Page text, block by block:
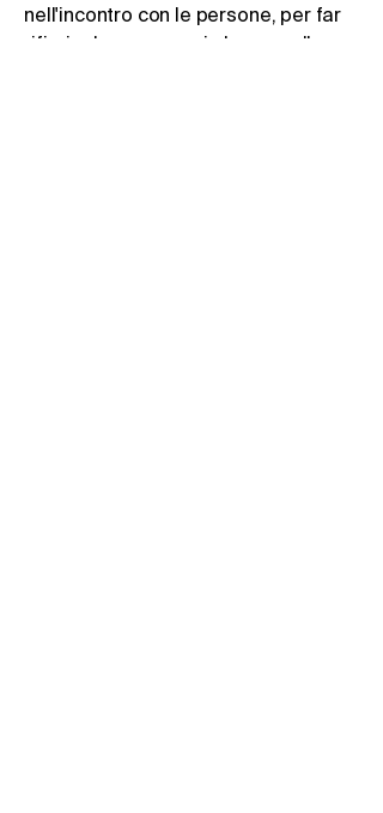
nell'incontro con le persone, per far
rifiorire la speranza in loro e nelle